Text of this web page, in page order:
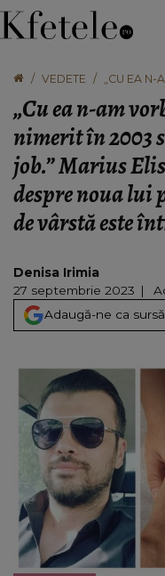
VEDETE
„CU EA N-
ELISEI A
ÎNTRE CEI
„Cu ea n-am
nimerit în 2003
job.” Marius
despre noua lui
de vârstă este
Denisa Irimia
27 septembrie 2023
Adaugă-ne ca